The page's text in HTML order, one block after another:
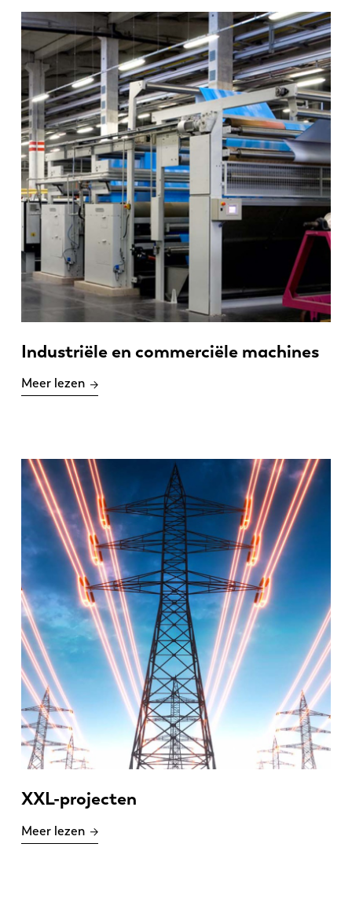
Industriële en commerciële machines
Meer lezen
XXL-projecten
Meer lezen